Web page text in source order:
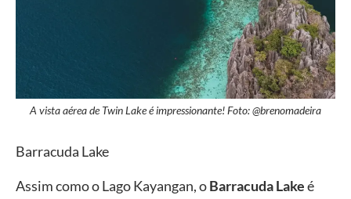
A vista aérea de Twin Lake é impressionante! Foto: @brenomadeira
Barracuda Lake
Assim como o Lago Kayangan, oBarracuda Lakeé